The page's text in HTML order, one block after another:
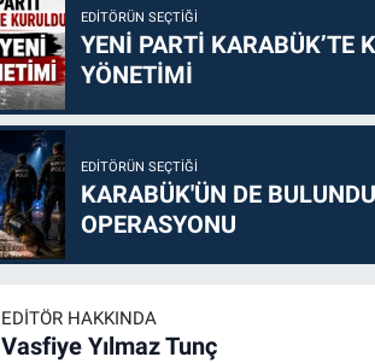
EDITÖRÜN SEÇTIĞI
YENİ PARTİ KARABÜK’TE
YÖNETİMİ
EDITÖRÜN SEÇTIĞI
KARABÜK'ÜN DE
OPERASYONU
EDITÖR HAKKINDA
Vasfiye Yılmaz Tunç